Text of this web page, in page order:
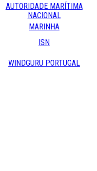
AUTORIDADE MARÍTIMA
NACIONAL
MARINHA
ISN
WINDGURU PORTUGAL